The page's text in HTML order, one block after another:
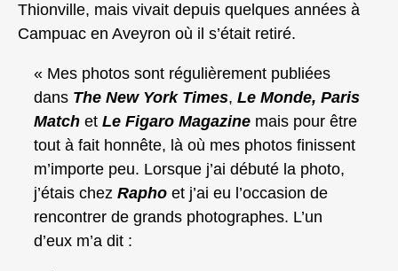
Thionville, mais vivait depuis quelques années à
Campuac en Aveyron où il s’était retiré.
« Mes photos sont régulièrement publiées
dans The New York Times, Le Monde, Paris
Match et Le Figaro Magazine mais pour être
tout à fait honnête, là où mes photos finissent
m’importe peu. Lorsque j’ai débuté la photo,
j’étais chez Rapho et j’ai eu l’occasion de
rencontrer de grands photographes. L’un
d’eux m’a dit :